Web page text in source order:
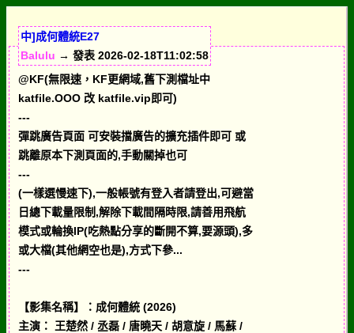
中]成何體統E27
Balulu → 發表 2026-02-18T11:02:58
@KF(無限速，KF更網域,舊下測檔址中
katfile.OOO 改 katfile.vip即可)
---
彈跳廣告頁面 可安裝擋廣告的擴充插件即可 或
跳離原本下測頁面的,手動關掉也可
---
(一樣選慢速下),一般帳號有登入者請登出,可避當
日總下載量限制,解除下載間隔時限,請善用飛航
模式或輪換IP(吃熱點分享的斷開不算,要源頭),多
或大檔(其他網空也是),方式下參...
---
【影集名稱】：成何體統 (2026)
主演： 王楚然 / 丞磊 / 唐曉天 / 胡意旋 / 馬蘇 /